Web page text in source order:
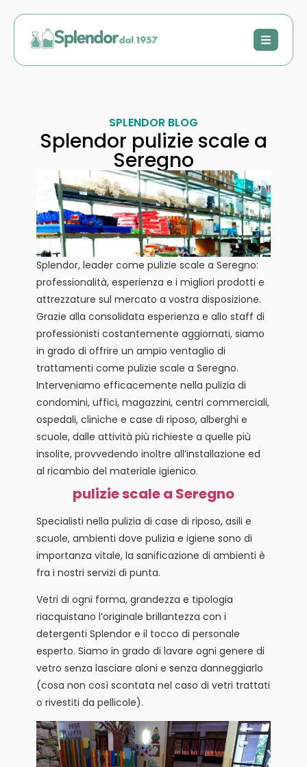
SPLENDOR BLOG
Splendor pulizie scale a
Seregno
Splendor, leader come pulizie scale a Seregno:
professionalità, esperienza e i migliori prodotti e
attrezzature sul mercato a vostra disposizione.
Grazie alla consolidata esperienza e allo staff di
professionisti costantemente aggiornati, siamo
in grado di offrire un ampio ventaglio di
trattamenti come pulizie scale a Seregno.
Interveniamo efficacemente nella pulizia di
condomini, uffici, magazzini, centri commerciali,
ospedali, cliniche e case di riposo, alberghi e
scuole, dalle attività più richieste a quelle più
insolite, provvedendo inoltre all’installazione ed
al ricambio del materiale igienico.
pulizie scale a Seregno
Specialisti nella pulizia di case di riposo, asili e
scuole, ambienti dove pulizia e igiene sono di
importanza vitale, la sanificazione di ambienti è
fra i nostri servizi di punta.
Vetri di ogni forma, grandezza e tipologia
riacquistano l’originale brillantezza con i
detergenti Splendor e il tocco di personale
esperto. Siamo in grado di lavare ogni genere di
vetro senza lasciare aloni e senza danneggiarlo
(cosa non così scontata nel caso di vetri trattati
o rivestiti da pellicole).